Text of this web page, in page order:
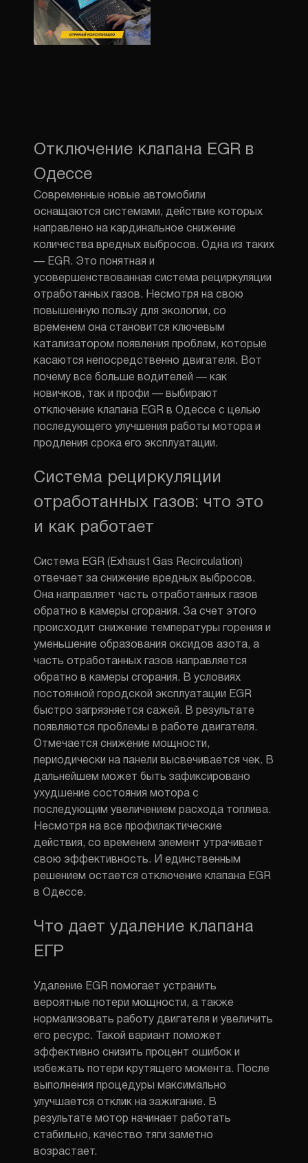
Отключение клапана EGR в
Одессе
Современные новые автомобили
оснащаются системами, действие которых
направлено на кардинальное снижение
количества вредных выбросов. Одна из таких
— EGR. Это понятная и
усовершенствованная система рециркуляции
отработанных газов. Несмотря на свою
повышенную пользу для экологии, со
временем она становится ключевым
катализатором появления проблем, которые
касаются непосредственно двигателя. Вот
почему все больше водителей — как
новичков, так и профи — выбирают
отключение клапана EGR в Одессе с целью
последующего улучшения работы мотора и
продления срока его эксплуатации.
Система рециркуляции
отработанных газов: что это
и как работает
Система EGR (Exhaust Gas Recirculation)
отвечает за снижение вредных выбросов.
Она направляет часть отработанных газов
обратно в камеры сгорания. За счет этого
происходит снижение температуры горения и
уменьшение образования оксидов азота, а
часть отработанных газов направляется
обратно в камеры сгорания. В условиях
постоянной городской эксплуатации
EGR
быстро загрязняется сажей. В результате
появляются проблемы в работе двигателя .
Отмечается снижение мощности ,
периодически на панели высвечивается чек. В
дальнейшем может быть зафиксировано
ухудшение состояния мотора с
последующим увеличением расхода топлива.
Несмотря на все профилактические
действия, со временем элемент утрачивает
свою эффективность. И единственным
решением остается отключение клапана EGR
в Одессе.
Что дает удаление клапана
ЕГР
Удаление EGR помогает устранить
вероятные потери мощности, а также
нормализовать работу двигателя и увеличить
его ресурс. Такой вариант поможет
эффективно снизить процент ошибок и
избежать потери крутящего момента. После
выполнения процедуры максимально
улучшается отклик на зажигание. В
результате мотор начинает работать
стабильно, качество тяги заметно
возрастает.